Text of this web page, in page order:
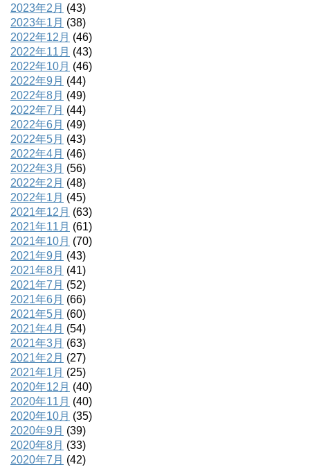
2023年2月 (43)
2023年1月 (38)
2022年12月 (46)
2022年11月 (43)
2022年10月 (46)
2022年9月 (44)
2022年8月 (49)
2022年7月 (44)
2022年6月 (49)
2022年5月 (43)
2022年4月 (46)
2022年3月 (56)
2022年2月 (48)
2022年1月 (45)
2021年12月 (63)
2021年11月 (61)
2021年10月 (70)
2021年9月 (43)
2021年8月 (41)
2021年7月 (52)
2021年6月 (66)
2021年5月 (60)
2021年4月 (54)
2021年3月 (63)
2021年2月 (27)
2021年1月 (25)
2020年12月 (40)
2020年11月 (40)
2020年10月 (35)
2020年9月 (39)
2020年8月 (33)
2020年7月 (42)